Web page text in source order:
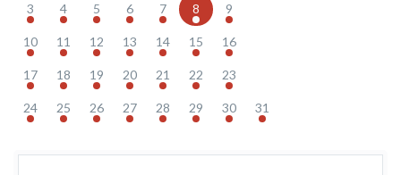
3 4 5 6 7 8 9
10 11 12 13 14 15 16
17 18 19 20 21 22 23
24 25 26 27 28 29 30 31